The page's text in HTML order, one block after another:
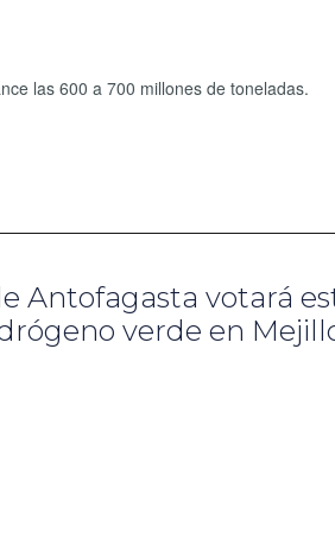
las 600 a 700 millones de toneladas.
Antofagasta votará
verde en